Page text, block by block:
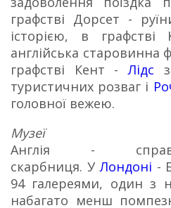
графстві Дорсет -
історією, в
англійська старовинна
графстві Кент -Лідс
туристичних розваг і
головної вежею.
Музеї
Англія -
скарбниця. УЛондоні -
94 галереями, один з
набагато менш